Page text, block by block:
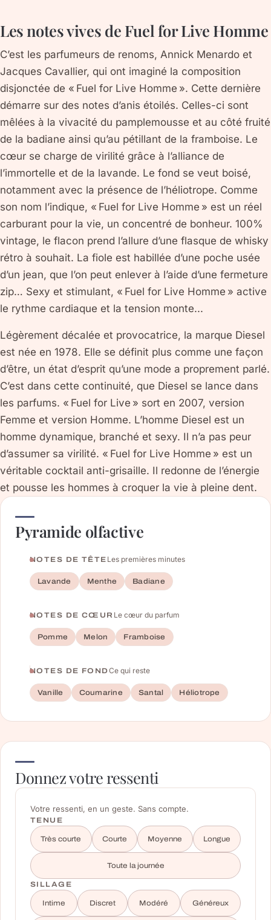
Les notes vives de Fuel for Live Homme
C’est les parfumeurs de renoms, Annick Menardo et
Jacques Cavallier, qui ont imaginé la composition
disjonctée de « Fuel for Live Homme ». Cette dernière
démarre sur des notes d’anis étoilés. Celles-ci sont
mêlées à la vivacité du pamplemousse et au côté fruité
de la badiane ainsi qu’au pétillant de la framboise. Le
cœur se charge de virilité grâce à l’alliance de
l’immortelle et de la lavande. Le fond se veut boisé,
notamment avec la présence de l’héliotrope. Comme
son nom l’indique, « Fuel for Live Homme » est un réel
carburant pour la vie, un concentré de bonheur. 100%
vintage, le flacon prend l’allure d’une flasque de whisky
rétro à souhait. La fiole est habillée d’une poche usée
d’un jean, que l’on peut enlever à l’aide d’une fermeture
zip… Sexy et stimulant, « Fuel for Live Homme » active
le rythme cardiaque et la tension monte...
Légèrement décalée et provocatrice, la marque Diesel
est née en 1978. Elle se définit plus comme une façon
d’être, un état d’esprit qu’une mode a proprement parlé.
C’est dans cette continuité, que Diesel se lance dans
les parfums. « Fuel for Live » sort en 2007, version
Femme et version Homme. L’homme Diesel est un
homme dynamique, branché et sexy. Il n’a pas peur
d’assumer sa virilité. « Fuel for Live Homme » est un
véritable cocktail anti-grisaille. Il redonne de l’énergie
et pousse les hommes à croquer la vie à pleine dent.
Pyramide olfactive
NOTES DE TÊTE Les premières minutes
Lavande Menthe Badiane
NOTES DE CŒUR Le cœur du parfum
Pomme Melon Framboise
NOTES DE FONDCe qui reste
Vanille Coumarine Santal Héliotrope
Donnez votre ressenti
Votre ressenti, en un geste. Sans compte.
TENUE
Très courte Courte Moyenne Longue
Toute la journée
SILLAGE
Intime Discret Modéré Généreux